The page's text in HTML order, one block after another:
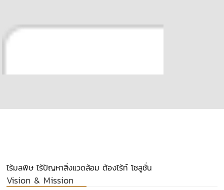
ไร้มลพิษ ไร้ปัญหาสิ่งแวดล้อม ต้องไร้ท์ โซลูชั่น
Vision & Mission